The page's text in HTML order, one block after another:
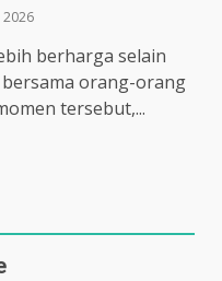
2026
berharga selain
orang-orang
tersebut,...